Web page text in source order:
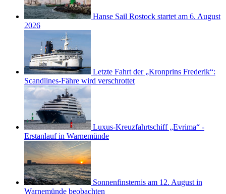
Hanse Sail Rostock startet am 6. August
2026
Letzte Fahrt der „Kronprins Frederik“:
Scandlines-Fähre wird verschrottet
Luxus-Kreuzfahrtschiff „Evrima“ -
Erstanlauf in Warnemünde
Sonnenfinsternis am 12. August in
Warnemünde beobachten